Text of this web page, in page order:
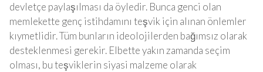
devletçe paylaşılması da öyledir. Bunca genci olan
memlekette genç istihdamını teşvik için alınan önlemler
kıymetlidir. Tüm bunların ideolojilerden bağımsız olarak
desteklenmesi gerekir. Elbette yakın zamanda seçim
olması, bu teşviklerin siyasi malzeme olarak